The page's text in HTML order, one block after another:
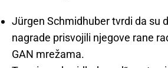
Jürgen Schmidhuber tvrdi da su
nagrade prisvojili njegove rane
GAN mrežama.